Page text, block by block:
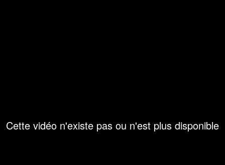
Cette vidéo n'existe pas ou n'est plus disponible